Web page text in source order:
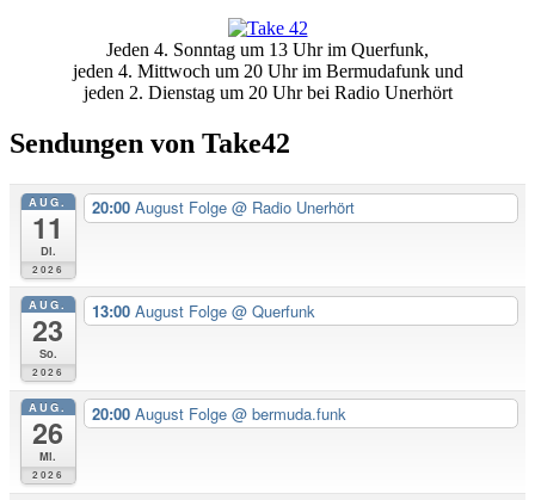
SeitenleisteJeden 4. Sonntag um 13 Uhr im Querfunk,
jeden 4. Mittwoch um 20 Uhr im Bermudafunk und
jeden 2. Dienstag um 20 Uhr bei Radio Unerhört
Sendungen von Take42
AUG.
11
Di.
2026
20:00 August Folge @ Radio Unerhört
AUG.
23
So.
2026
13:00 August Folge @ Querfunk
AUG.
26
Mi.
2026
20:00 August Folge @ bermuda.funk